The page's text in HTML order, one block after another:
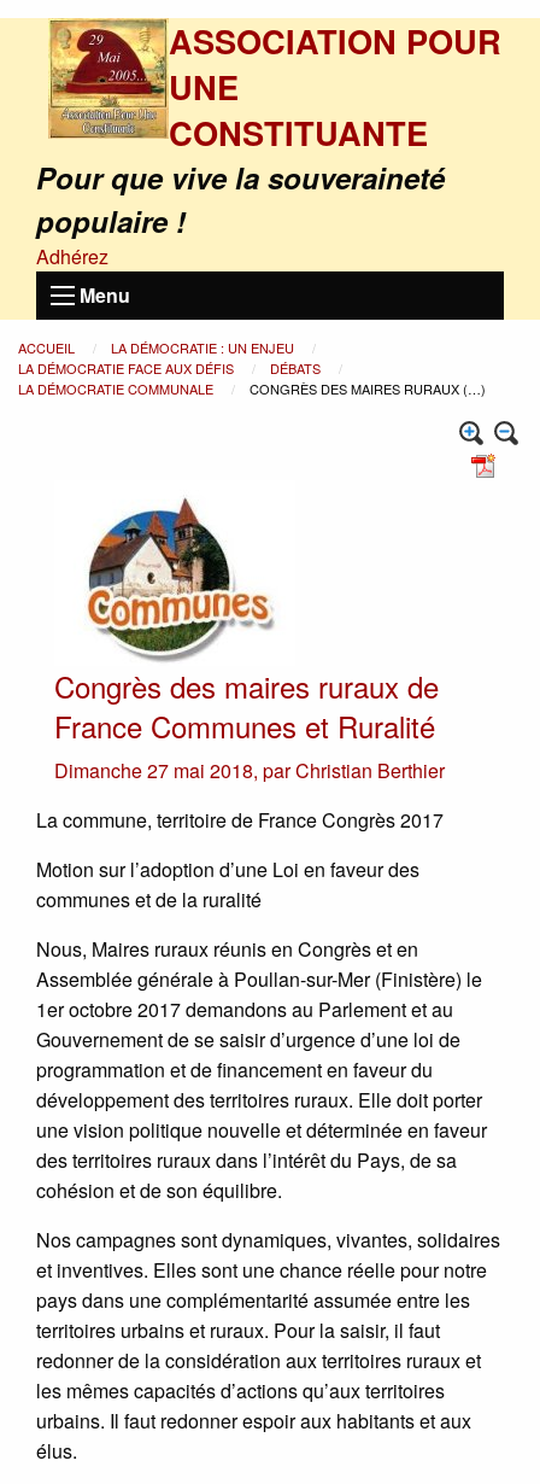
ASSOCIATION POUR
UNE
CONSTITUANTE
Pour que vive la souveraineté
populaire !
Adhérez
Menu
ACCUEIL
LA DÉMOCRATIE : UN ENJEU
LA DÉMOCRATIE FACE AUX DÉFIS
DÉBATS
LA DÉMOCRATIE COMMUNALE
CONGRÈS DES MAIRES RURAUX (…)
Congrès des maires ruraux de
France Communes et Ruralité
Dimanche 27 mai 2018, parChristian Berthier
La commune, territoire de France Congrès 2017
Motion sur l’adoption d’une Loi en faveur des
communes et de la ruralité
Nous, Maires ruraux réunis en Congrès et en
Assemblée générale à Poullan-sur-Mer (Finistère) le
1er octobre 2017 demandons au Parlement et au
Gouvernement de se saisir d’urgence d’une loi de
programmation et de financement en faveur du
développement des territoires ruraux. Elle doit porter
une vision politique nouvelle et déterminée en faveur
des territoires ruraux dans l’intérêt du Pays, de sa
cohésion et de son équilibre.
Nos campagnes sont dynamiques, vivantes, solidaires
et inventives. Elles sont une chance réelle pour notre
pays dans une complémentarité assumée entre les
territoires urbains et ruraux. Pour la saisir, il faut
redonner de la considération aux territoires ruraux et
les mêmes capacités d’actions qu’aux territoires
urbains. Il faut redonner espoir aux habitants et aux
élus.